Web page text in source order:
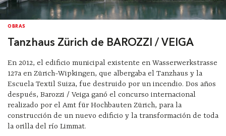
OBRAS
Tanzhaus Zürich de BAROZZI / VEIGA
En 2012, el edificio municipal existente en Wasserwerkstrasse
127a en Zürich-Wipkingen, que albergaba el Tanzhaus y la
Escuela Textil Suiza, fue destruido por un incendio. Dos años
después, Barozzi / Veiga ganó el concurso internacional
realizado por el Amt für Hochbauten Zürich, para la
construcción de un nuevo edificio y la transformación de toda
la orilla del río Limmat.